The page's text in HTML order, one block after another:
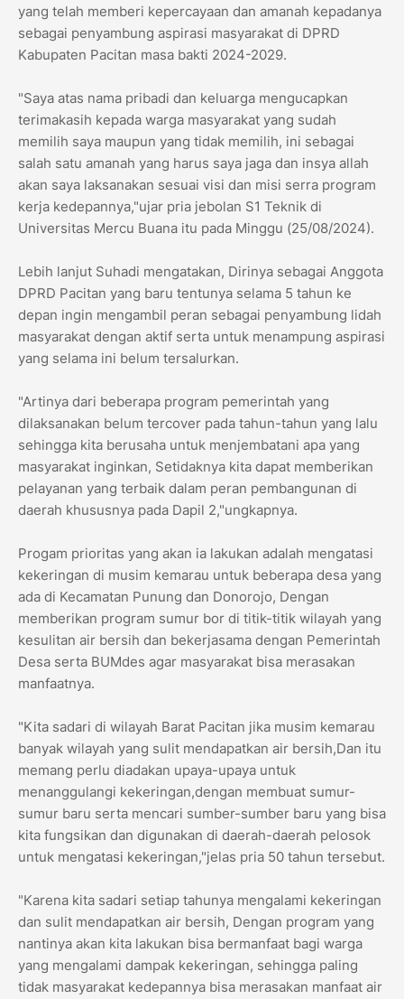
yang telah memberi kepercayaan dan amanah kepadanya
sebagai penyambung aspirasi masyarakat di DPRD
Kabupaten Pacitan masa bakti 2024-2029.
"Saya atas nama pribadi dan keluarga mengucapkan
terimakasih kepada warga masyarakat yang sudah
memilih saya maupun yang tidak memilih, ini sebagai
salah satu amanah yang harus saya jaga dan insya allah
akan saya laksanakan sesuai visi dan misi serra program
kerja kedepannya,"ujar pria jebolan S1 Teknik di
Universitas Mercu Buana itu pada Minggu (25/08/2024).
Lebih lanjut Suhadi mengatakan, Dirinya sebagai Anggota
DPRD Pacitan yang baru tentunya selama 5 tahun ke
depan ingin mengambil peran sebagai penyambung lidah
masyarakat dengan aktif serta untuk menampung aspirasi
yang selama ini belum tersalurkan.
"Artinya dari beberapa program pemerintah yang
dilaksanakan belum tercover pada tahun-tahun yang lalu
sehingga kita berusaha untuk menjembatani apa yang
masyarakat inginkan, Setidaknya kita dapat memberikan
pelayanan yang terbaik dalam peran pembangunan di
daerah khususnya pada Dapil 2,"ungkapnya.
Progam prioritas yang akan ia lakukan adalah mengatasi
kekeringan di musim kemarau untuk beberapa desa yang
ada di Kecamatan Punung dan Donorojo, Dengan
memberikan program sumur bor di titik-titik wilayah yang
kesulitan air bersih dan bekerjasama dengan Pemerintah
Desa serta BUMdes agar masyarakat bisa merasakan
manfaatnya.
"Kita sadari di wilayah Barat Pacitan jika musim kemarau
banyak wilayah yang sulit mendapatkan air bersih,Dan itu
memang perlu diadakan upaya-upaya untuk
menanggulangi kekeringan,dengan membuat sumur-
sumur baru serta mencari sumber-sumber baru yang bisa
kita fungsikan dan digunakan di daerah-daerah pelosok
untuk mengatasi kekeringan,"jelas pria 50 tahun tersebut.
"Karena kita sadari setiap tahunya mengalami kekeringan
dan sulit mendapatkan air bersih, Dengan program yang
nantinya akan kita lakukan bisa bermanfaat bagi warga
yang mengalami dampak kekeringan, sehingga paling
tidak masyarakat kedepannya bisa merasakan manfaat air